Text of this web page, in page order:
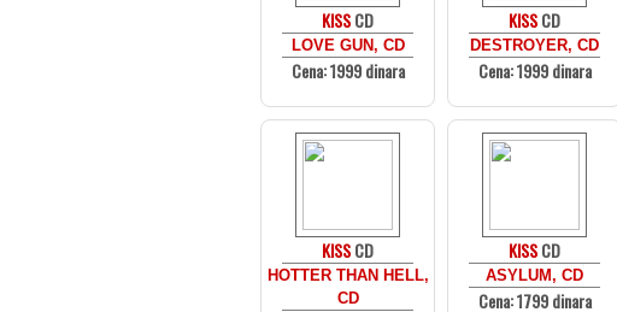
KISSCD
LOVE GUN, CD
Cena: 1999 dinara
KISSCD
DESTROYER, CD
Cena: 1999 dinara
KISSCD
HOTTER THAN HELL,
CD
KISSCD
ASYLUM, CD
Cena: 1799 dinara